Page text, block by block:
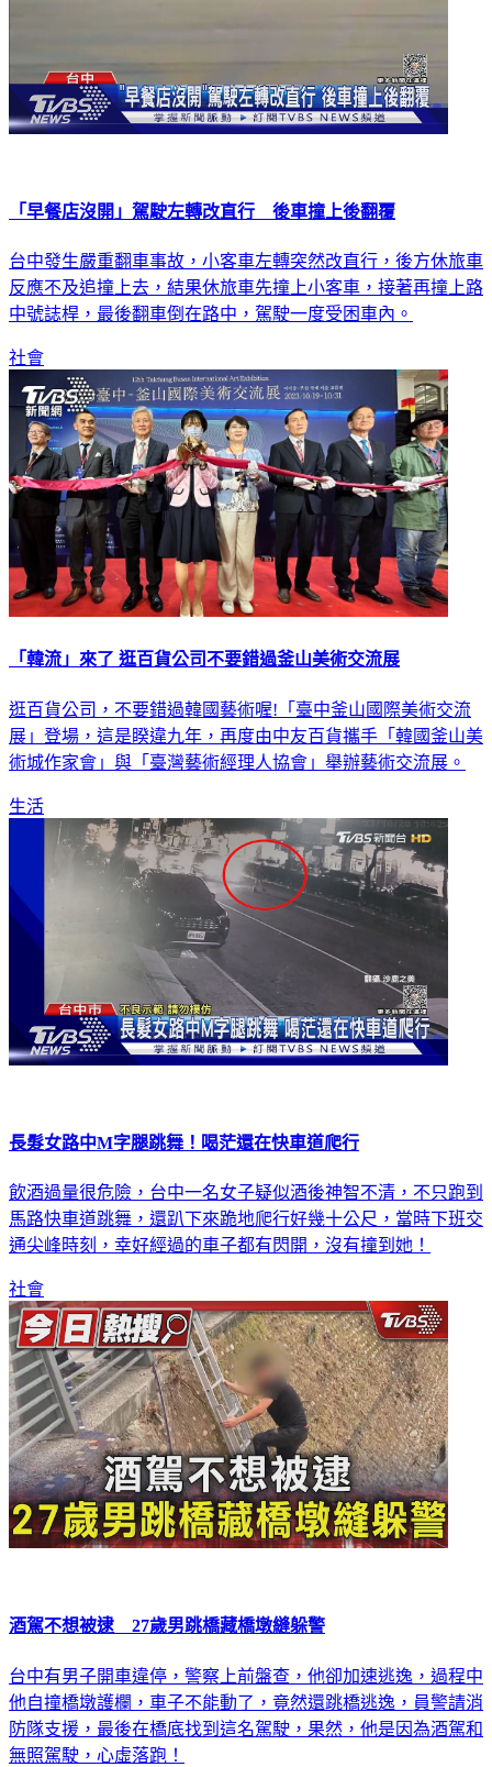
「早餐店沒開」駕駛左轉改直行 後車撞上後翻覆
台中發生嚴重翻車事故，小客車左轉突然改直行，後方休旅車
反應不及追撞上去，結果休旅車先撞上小客車，接著再撞上路
中號誌桿，最後翻車倒在路中，駕駛一度受困車內。
社會
「韓流」來了 逛百貨公司不要錯過釜山美術交流展
逛百貨公司，不要錯過韓國藝術喔!「臺中釜山國際美術交流
展」登場，這是睽違九年，再度由中友百貨攜手「韓國釜山美
術城作家會」與「臺灣藝術經理人協會」舉辦藝術交流展。
生活
長髮女路中M字腿跳舞！喝茫還在快車道爬行
飲酒過量很危險，台中一名女子疑似酒後神智不清，不只跑到
馬路快車道跳舞，還趴下來跪地爬行好幾十公尺，當時下班交
通尖峰時刻，幸好經過的車子都有閃開，沒有撞到她！
社會
酒駕不想被逮 27歲男跳橋藏橋墩縫躲警
台中有男子開車違停，警察上前盤查，他卻加速逃逸，過程中
他自撞橋墩護欄，車子不能動了，竟然還跳橋逃逸，員警請消
防隊支援，最後在橋底找到這名駕駛，果然，他是因為酒駕和
無照駕駛，心虛落跑！